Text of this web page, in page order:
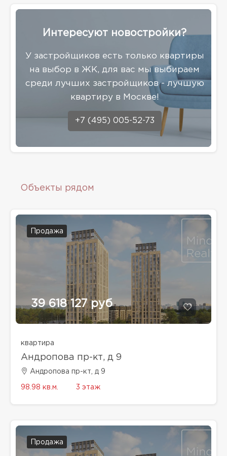
Интересуют новостройки?
У застройщиков есть только квартиры
на выбор в ЖК, для вас мы выбираем
среди лучших застройщиков - лучшую
квартиру в Москве!
+7 (495) 005-52-73
Объекты рядом
Продажа
39 618 127 руб
квартира
Андропова пр-кт, д 9
Андропова пр-кт, д 9
98.98 кв.м. 3 этаж
Продажа